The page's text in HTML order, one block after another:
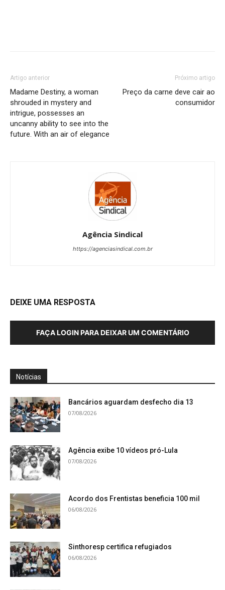
Artigo anterior
Madame Destiny, a woman
shrouded in mystery and
intrigue, possesses an
uncanny ability to see into the
future. With an air of elegance
Próximo artigo
Preço da carne deve cair ao
consumidor
Agência Sindical
https://agenciasindical.com.br
DEIXE UMA RESPOSTA
FAÇA LOGIN PARA DEIXAR UM COMENTÁRIO
Notícias
Bancários aguardam desfecho dia 13
07/08/2026
Agência exibe 10 vídeos pró-Lula
07/08/2026
Acordo dos Frentistas beneficia 100 mil
06/08/2026
Sinthoresp certifica refugiados
06/08/2026